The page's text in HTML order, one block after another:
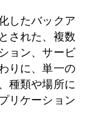
したバックア
された、複数
ョン、サービ
りに、単一の
種類や場所に
リケーション